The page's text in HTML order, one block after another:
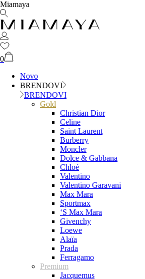
Miamaya
0
Novo
BRENDOVI
BRENDOVI
Gold
Christian Dior
Celine
Saint Laurent
Burberry
Moncler
Dolce & Gabbana
Chloé
Valentino
Valentino Garavani
Max Mara
Sportmax
‘S Max Mara
Givenchy
Loewe
Alaïa
Prada
Ferragamo
Premium
Jacquemus